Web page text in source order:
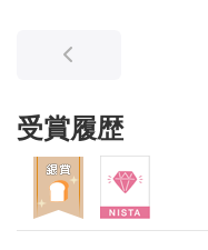
受賞履歴